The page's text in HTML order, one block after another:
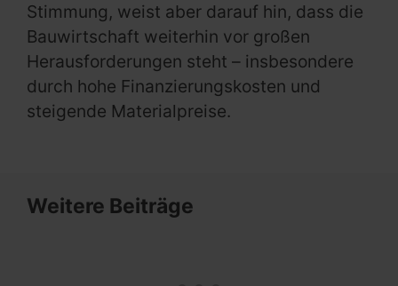
Stimmung, weist aber darauf hin, dass die
Bauwirtschaft weiterhin vor großen
Herausforderungen steht – insbesondere
durch hohe Finanzierungskosten und
steigende Materialpreise.
Weitere Beiträge